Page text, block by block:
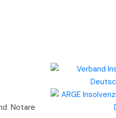
Notare